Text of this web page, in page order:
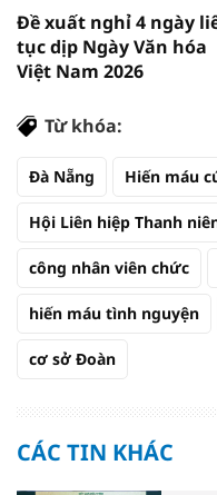
Đề xuất nghỉ 4 ngày
tục dịp Ngày Văn hóa
Việt Nam 2026
Từ khóa:
Đà Nẵng Hiến máu
Hội Liên hiệp Thanh
công nhân viên chức
hiến máu tình nguyện
cơ sở Đoàn
CÁC TIN KHÁC